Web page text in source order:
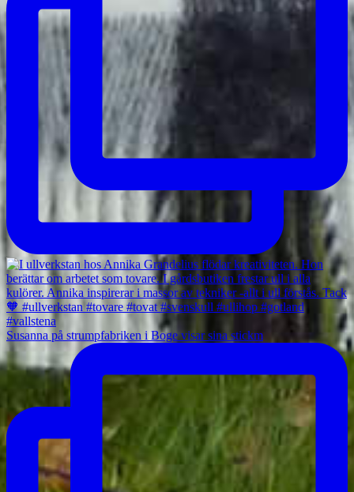
Susanna på strumpfabriken i Boge visar sina stickm